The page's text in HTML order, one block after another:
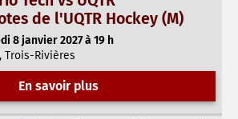
de l'UQTR Hockey (M)
8 janvier 2027 à 19 h
Trois-Rivières
En savoir plus